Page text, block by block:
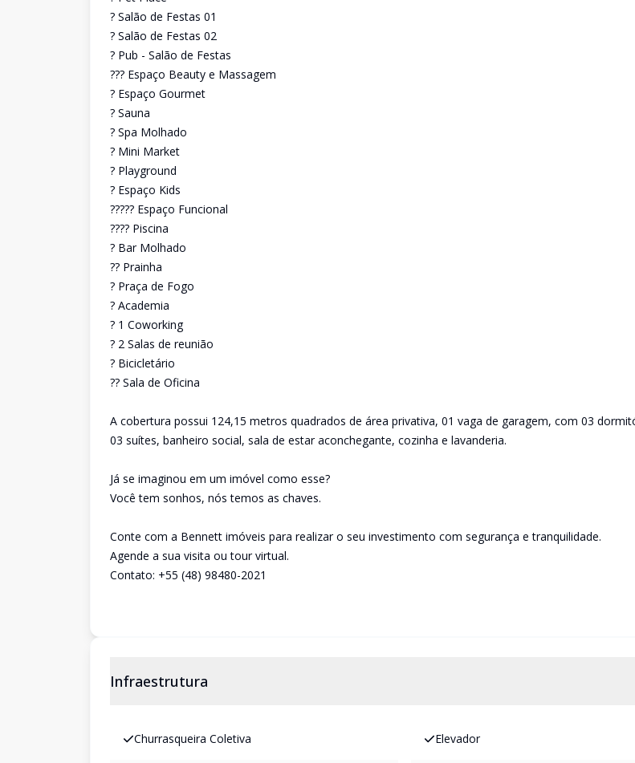
? Salão de Festas 01
? Salão de Festas 02
? Pub - Salão de Festas
??? Espaço Beauty e Massagem
? Espaço Gourmet
? Sauna
? Spa Molhado
? Mini Market
? Playground
? Espaço Kids
????? Espaço Funcional
???? Piscina
? Bar Molhado
?? Prainha
? Praça de Fogo
? Academia
? 1 Coworking
? 2 Salas de reunião
? Bicicletário
?? Sala de Oficina
A cobertura possui 124,15 metros quadrados de área privativa, 01 vaga de garagem, com 03
03 suítes, banheiro social, sala de estar aconchegante, cozinha e lavanderia.
Já se imaginou em um imóvel como esse?
Você tem sonhos, nós temos as chaves.
Conte com a Bennett imóveis para realizar o seu investimento com segurança e tranquilidade.
Agende a sua visita ou tour virtual.
Contato: +55 (48) 98480-2021
Infraestrutura
Churrasqueira Coletiva Elevador